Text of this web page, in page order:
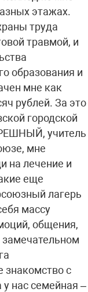
этажах.
труда
травмой, и
образования и
мне как
рублей. За это
городской
учитель
мне
на лечение и
еще
лагерь
массу
общения,
с
нас семейная –